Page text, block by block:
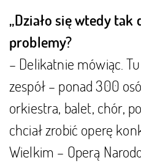
„Działo się wtedy tak
problemy?
– Delikatnie mówiąc.
zespół – ponad 300
orkiestra, balet, chór,
chciał zrobić operę
Wielkim – Operą